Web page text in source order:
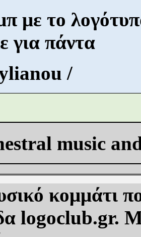
με το
για πάντα
/
music
κομμάτι
logoclub.gr.